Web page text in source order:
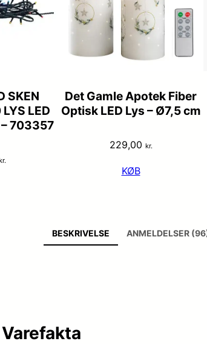
SKEN
LED
– 703357
Det Gamle Apotek Fiber
Optisk LED Lys – Ø7,5 cm
229,00 kr.
KØB
BESKRIVELSE ANMELDELSER